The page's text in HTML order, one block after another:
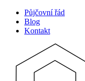
Půjčovní řád
Blog
Kontakt